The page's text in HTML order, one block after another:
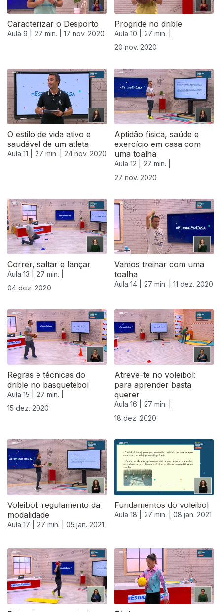
Caracterizar o Desporto
Aula 9 | 27 min. | 17 nov. 2020
Progride no drible
Aula 10 |
27 min. |
20 nov. 2020
O estilo de vida ativo e
saudável de um atleta
Aula 11 | 27 min. | 24 nov. 2020
Aptidão física, saúde e
exercício em casa com
uma toalha
Aula 12 |
27 min. |
27 nov. 2020
508862
Correr, saltar e lançar
Aula 13 |
27 min. |
04 dez. 2020
Vamos treinar com uma
toalha
Aula 14 | 27 min. | 11 dez. 2020
Regras e técnicas do
drible no basquetebol
Aula 15 |
27 min. |
15 dez. 2020
Atreve-te no voleibol:
para aprender basta
querer
Aula 16 |
27 min. |
18 dez. 2020
Voleibol: regulamento da
modalidade
Aula 17 | 27 min. | 05 jan. 2021
Fundamentos do voleibol
Aula 18 | 27 min. | 08 jan. 2021